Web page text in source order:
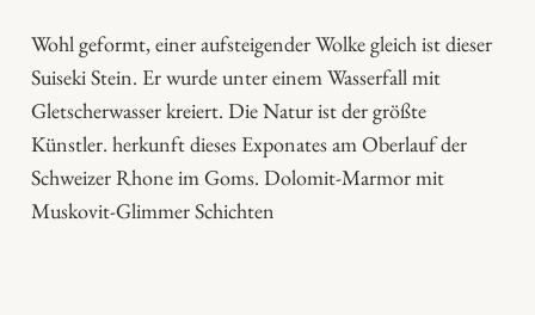
e
Wohl geformt, einer aufsteigender Wolke gleich ist dieser
Suiseki Stein. Er wurde unter einem Wasserfall mit
Gletscherwasser kreiert. Die Natur ist der größte
Künstler. herkunft dieses Exponates am Oberlauf der
Schweizer Rhone im Goms. Dolomit-Marmor mit
Muskovit-Glimmer Schichten